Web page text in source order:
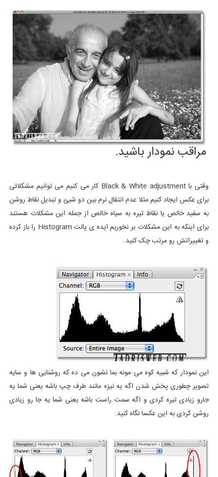
مراقب نمودار باشید.
وقتی با Black & White adjustment کار می کنیم می توانیم مشکلاتی
برای عکس ایجاد کنیم.مثلا عدم انتقال نرم بین دو شیئ و تبدیل نقاط روشن
به سفید خالص یا نقاط تیره به سیاه خالص از جمله این مشکلات هستند
برای اینکه به این مشکلات بر نخوریم ایده ی پالت Histogram را باز کرده
و تغییراتش رو مرتب چک کنید.
این نمودار که شبیه کوه می مونه بما نشون می ده که روشنایی ها و سایه
تصویر چطوری پخش شدن اگه یه نیزه مانند طرف چپ باشه یعنی شما یه
جارو زیادی تیره کردی و اگه سمت راست باشه یعنی شما یه جا رو زیادی
روشن کردی به این عکسا نگاه کنید: